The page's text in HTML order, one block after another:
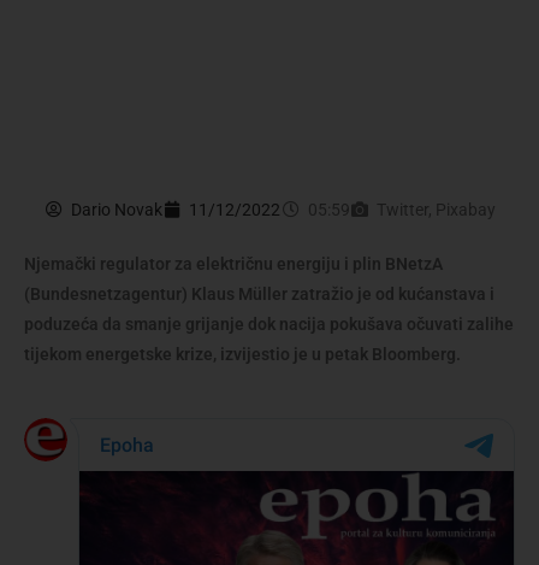
Dario Novak 11/12/2022 05:59 Twitter, Pixabay
Njemački regulator za električnu energiju i plin BNetzA
(Bundesnetzagentur) Klaus Müller zatražio je od kućanstava i
poduzeća da smanje grijanje dok nacija pokušava očuvati zalihe
tijekom energetske krize, izvijestio je u petak Bloomberg.